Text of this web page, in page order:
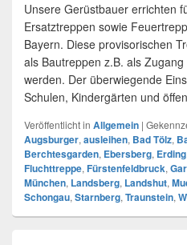
Unsere Gerüstbauer errichten
Ersatztreppen sowie
Bayern. Diese provisorischen
als Bautreppen z.B. als
werden. Der überwiegende
Schulen, Kindergärten und
Veröffentlicht in Allgemein |
Augsburger, ausleihen, Bad Tölz,
Berchtesgarden, Ebersberg, Erding
Fluchttreppe, Fürstenfeldbruck,
München, Landsberg, Landshut,
Schongau, Starnberg, Traunstein,